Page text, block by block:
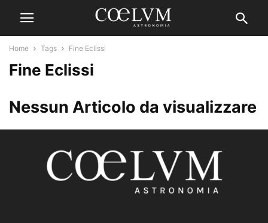
Home Tags Fine Eclissi
Fine Eclissi
Nessun Articolo da visualizzare